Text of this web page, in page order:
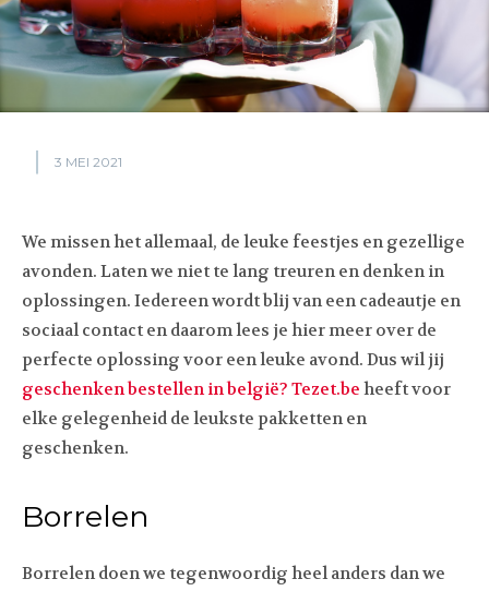
3 MEI 2021
We missen het allemaal, de leuke feestjes en gezellige
avonden. Laten we niet te lang treuren en denken in
oplossingen. Iedereen wordt blij van een cadeautje en
sociaal contact en daarom lees je hier meer over de
perfecte oplossing voor een leuke avond. Dus wil jij
geschenken bestellen in belgië? Tezet.be heeft voor
elke gelegenheid de leukste pakketten en
geschenken.
Borrelen
Borrelen doen we tegenwoordig heel anders dan we